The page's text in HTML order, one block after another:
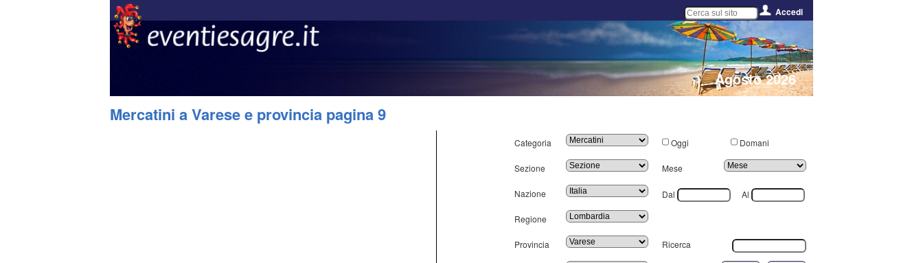
Accedi
Agosto 2026
Mercatini a Varese e provincia pagina 9
Categoria
Sezione
Nazione
Regione
Provincia
Oggi Domani
Mese
Dal Al
Ricerca